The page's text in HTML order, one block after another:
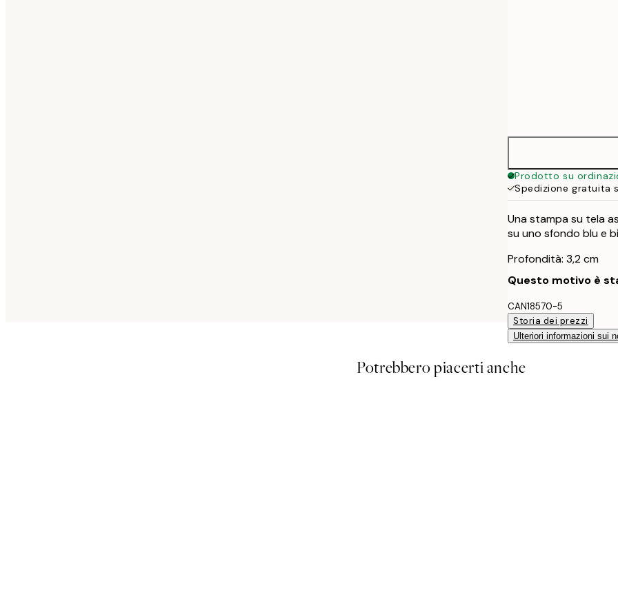
Prodotto su
Spedizione gratuita
Una stampa su tela
su uno sfondo blu e
Profondità: 3,2 cm
Questo motivo è
CAN18570-5
Storia dei prezzi
Ulteriori informazioni sui
Potrebbero piacerti anche